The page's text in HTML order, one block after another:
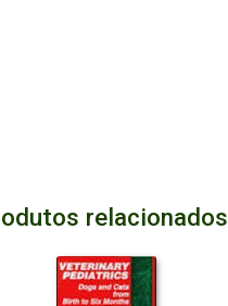
relacionados